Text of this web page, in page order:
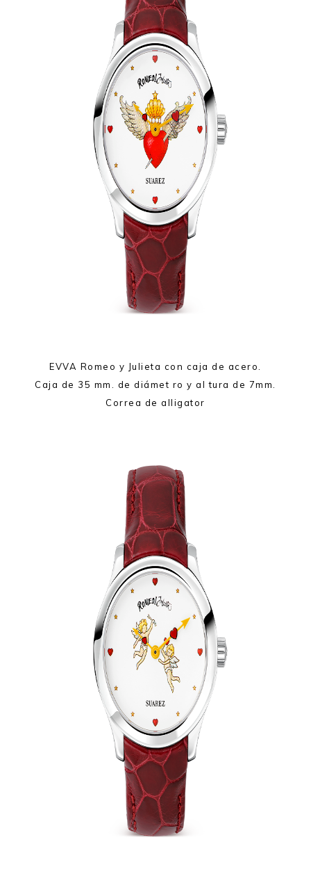
EVVA Romeo y Julieta con caja de acero.
Caja de 35 mm. de diámet ro y al tura de 7mm.
Correa de alligator